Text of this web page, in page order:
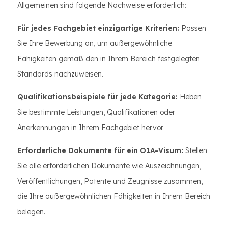
Allgemeinen sind folgende Nachweise erforderlich:
Für jedes Fachgebiet einzigartige Kriterien: Passen
Sie Ihre Bewerbung an, um außergewöhnliche
Fähigkeiten gemäß den in Ihrem Bereich festgelegten
Standards nachzuweisen.
Qualifikationsbeispiele für jede Kategorie: Heben
Sie bestimmte Leistungen, Qualifikationen oder
Anerkennungen in Ihrem Fachgebiet hervor.
Erforderliche Dokumente für ein O1A-Visum: Stellen
Sie alle erforderlichen Dokumente wie Auszeichnungen,
Veröffentlichungen, Patente und Zeugnisse zusammen,
die Ihre außergewöhnlichen Fähigkeiten in Ihrem Bereich
belegen.